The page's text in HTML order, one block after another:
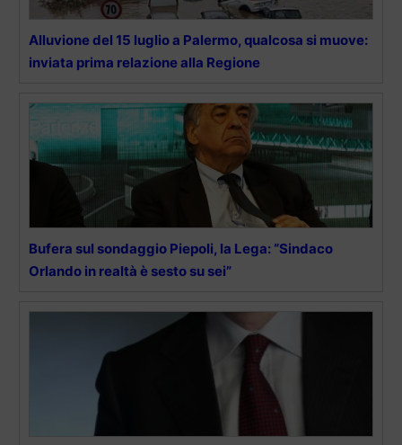
Alluvione del 15 luglio a Palermo, qualcosa si muove:
inviata prima relazione alla Regione
Bufera sul sondaggio Piepoli, la Lega: “Sindaco
Orlando in realtà è sesto su sei”